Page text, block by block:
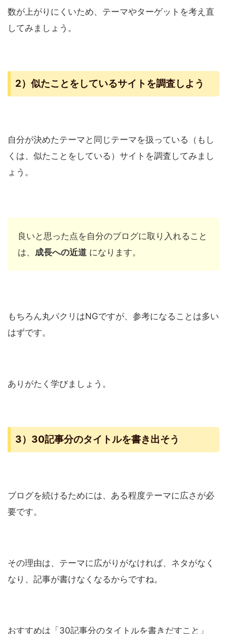
数が上がりにくいため、テーマやターゲットを考え直
してみましょう。
2）似たことをしているサイトを調査しよう
自分が決めたテーマと同じテーマを扱っている（もし
くは、似たことをしている）サイトを調査してみまし
ょう。
良いと思った点を自分のブログに取り入れること
は、 成長への近道 になります。
もちろん丸パクリはNGですが、参考になることは多い
はずです。
ありがたく学びましょう。
3）30記事分のタイトルを書き出そう
ブログを続けるためには、ある程度テーマに広さが必
要です。
その理由は、テーマに広がりがなければ、ネタがなく
なり、記事が書けなくなるからですね。
おすすめは「30記事分のタイトルを書きだすこと」